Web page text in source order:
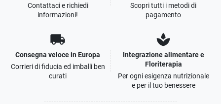
Contattaci e richiedi
informazioni!
Scopri tutti i metodi di
pagamento
local_shipping
Consegna veloce in Europa
Corrieri di fiducia ed imballi ben
curati
spa
Integrazione alimentare e
Floriterapia
Per ogni esigenza nutrizionale
e per il tuo benessere